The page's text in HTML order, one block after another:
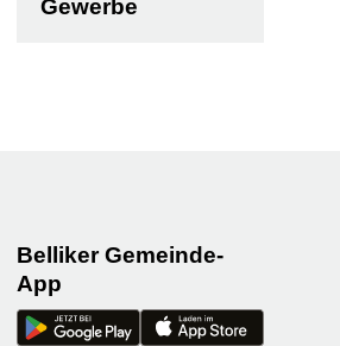
Gewerbe
Belliker Gemeinde-
App